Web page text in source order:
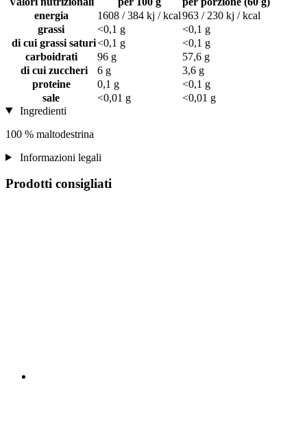
energia
1608 / 384 kj / kcal963 / 230 kj / kcal
grassi
<0,1 g
<0,1 g
di cui grassi saturi<0,1 g
<0,1 g
carboidrati
96 g
57,6 g
di cui zuccheri
6 g
3,6 g
proteine
0,1 g
<0,1 g
sale
<0,01 g
<0,01 g
Ingredienti
100 % maltodestrina
Informazioni legali
Prodotti consigliati